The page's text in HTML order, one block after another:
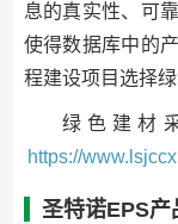
息的真实性、可
使得数据库中的
程建设项目选择
绿色建材
https://
圣特诺EPS产